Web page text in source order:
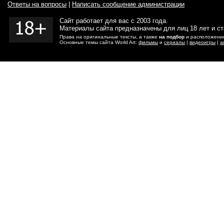
Ответы на вопросы Написать сообщение администрации
Сайт работает для вас с 2003 года.
Материалы сайта предназначены для лиц 18 лет и
Права на оригинальные тексты, а также на подбор и
Основные темы сайта World Art: фильмы и сериалы | видеоигры |